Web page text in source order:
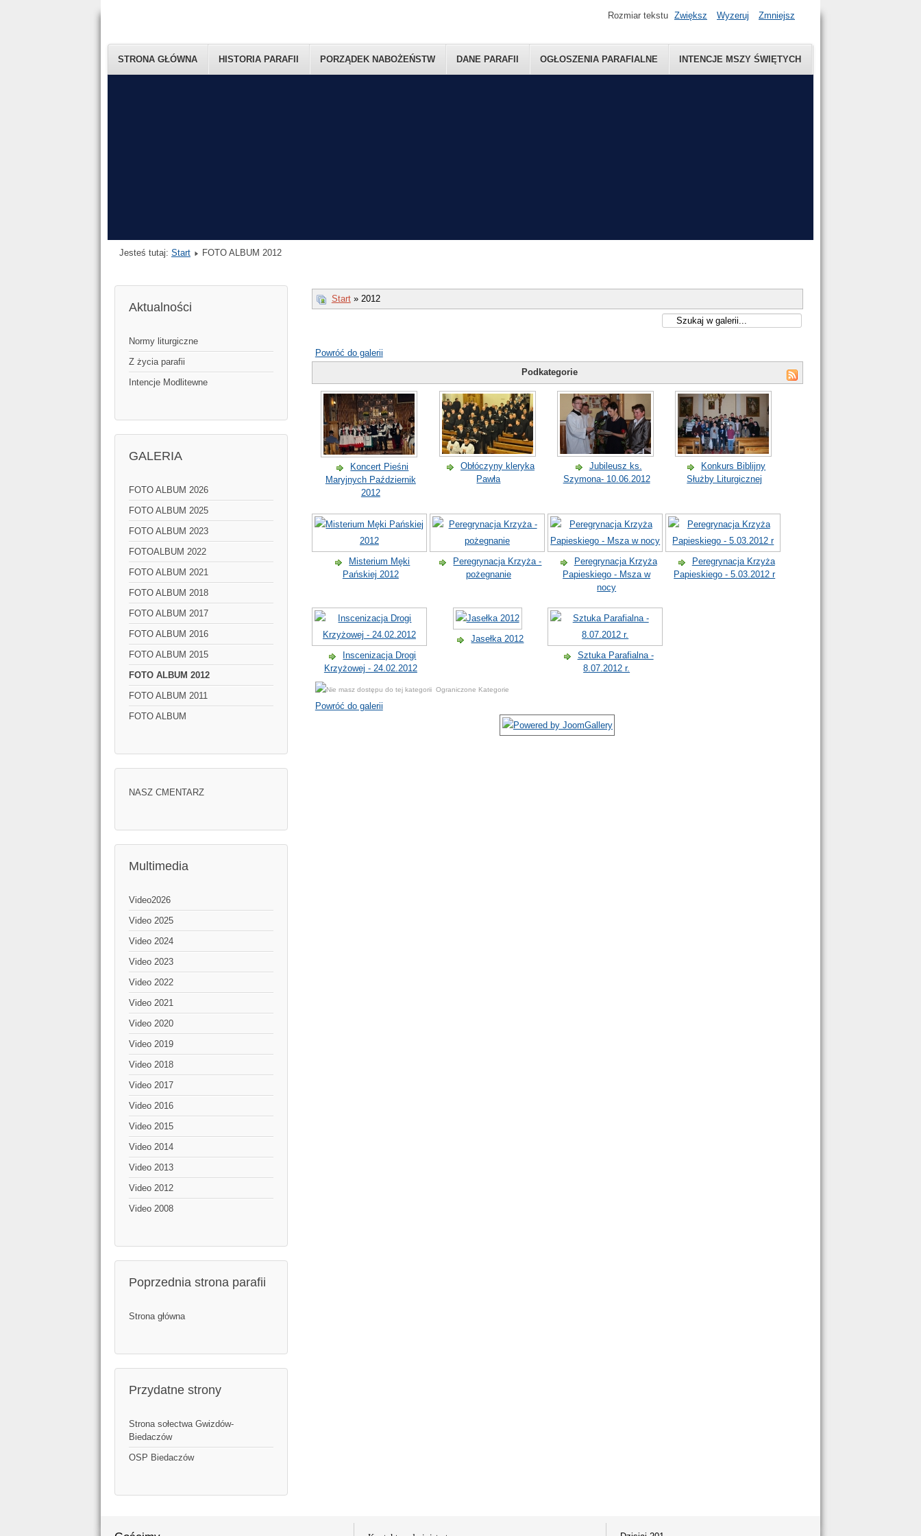
STRONA GŁÓWNA HISTORIA PARAFII PORZĄDEK NABOŻEŃSTW DANE PARAFII OGŁOSZENIA PARAFIALNE INTENCJE MSZY ŚWIĘTYCH
Rozmiar tekstu Zwiększ Wyzeruj Zmniejsz
Jesteś tutaj: Start FOTO ALBUM 2012
Aktualności
Normy liturgiczne
Z życia parafii
Intencje Modlitewne
GALERIA
FOTO ALBUM 2026
FOTO ALBUM 2025
FOTO ALBUM 2023
FOTOALBUM 2022
FOTO ALBUM 2021
FOTO ALBUM 2018
FOTO ALBUM 2017
FOTO ALBUM 2016
FOTO ALBUM 2015
FOTO ALBUM 2012
FOTO ALBUM 2011
FOTO ALBUM
NASZ CMENTARZ
Multimedia
Video2026
Video 2025
Video 2024
Video 2023
Video 2022
Video 2021
Video 2020
Video 2019
Video 2018
Video 2017
Video 2016
Video 2015
Video 2014
Video 2013
Video 2012
Video 2008
Poprzednia strona parafii
Strona główna
Przydatne strony
Strona sołectwa Gwizdów-
Biedaczów
OSP Biedaczów
Start» 2012
Powróć do galerii
Podkategorie
Koncert Pieśni
Maryjnych Październik
2012
Obłóczyny kleryka
Pawła
Jubileusz ks.
Szymona- 10.06.2012
Konkurs Biblijny
Służby Liturgicznej
Misterium Męki
Pańskiej 2012
Peregrynacja Krzyża -
pożegnanie
Peregrynacja Krzyża
Papieskiego - Msza w
nocy
Peregrynacja Krzyża
Papieskiego - 5.03.2012 r
Inscenizacja Drogi
Krzyżowej - 24.02.2012
Jasełka 2012
Sztuka Parafialna -
8.07.2012 r.
Ograniczone Kategorie
Powróć do galerii